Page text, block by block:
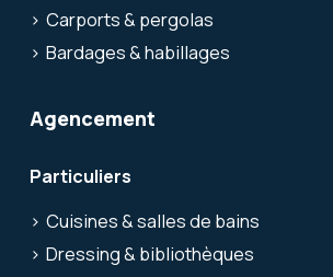
Carports & pergolas
Bardages & habillages
Agencement
Particuliers
Cuisines & salles de bains
Dressing & bibliothèques